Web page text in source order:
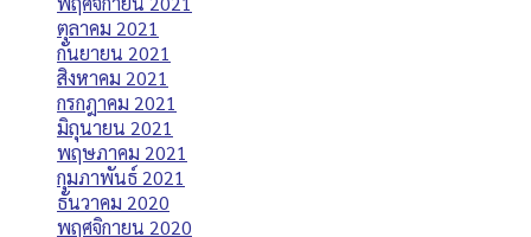
ตุลาคม 2021
กันยายน 2021
สิงหาคม 2021
กรกฎาคม 2021
มิถุนายน 2021
พฤษภาคม 2021
กุมภาพันธ์ 2021
ธันวาคม 2020
พฤศจิกายน 2020